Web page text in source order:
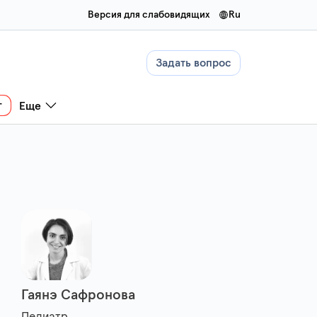
Версия для слабовидящих ru
Задать вопрос
Еще
Гаянэ Сафронова